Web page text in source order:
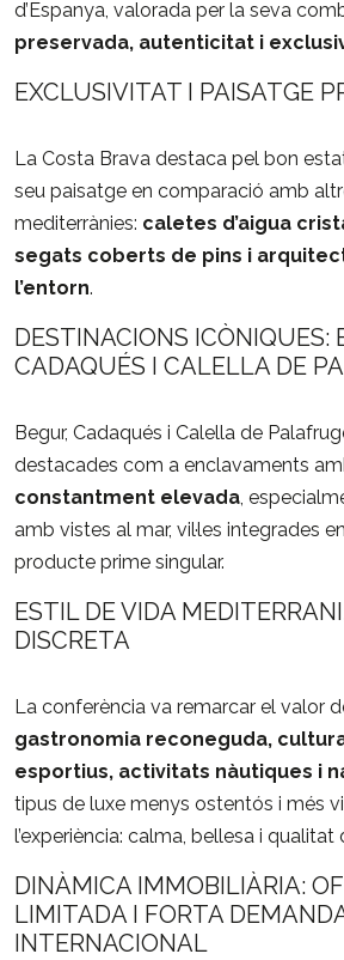
d’Espanya, valorada per la seva
preservada, autenticitat i
EXCLUSIVITAT I PAISATGE
La Costa Brava destaca pel bon
seu paisatge en comparació amb
mediterrànies: caletes d’aigua
segats coberts de pins i
l’entorn.
DESTINACIONS ICÒNIQUES:
CADAQUÉS I CALELLA DE
Begur, Cadaqués i Calella de
destacades com a enclavaments
constantment elevada,
amb vistes al mar, vil·les integrades en
producte prime singular.
ESTIL DEVIDA
DISCRETA
La conferència va remarcar el valor
gastronomia reconeguda,
esportius, activitats nàutiques i
tipus de luxe menys ostentós i més
l’experiència: calma, bellesa i qualitat
DINÀMICA IMMOBILIÀRIA:
LIMITADA I FORTA
INTERNACIONAL